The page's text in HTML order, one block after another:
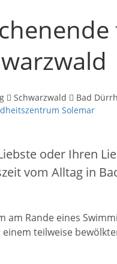
Schwarzwald Bad
Solemar
oder Ihren
vom Alltag in